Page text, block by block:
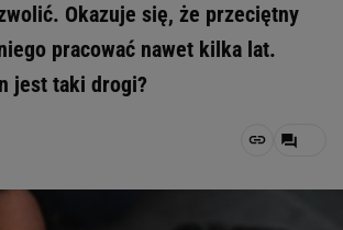
Okazuje się, że przeciętny
pracować nawet kilka lat.
jest taki drogi?